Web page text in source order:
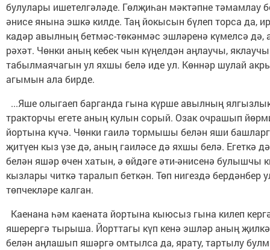
булулары ишетелгәләде. Гөлҗиһан мәктәпне тәмамлау
әнисе янына эшкә килде. Таң йокысын бүлеп торса да,
кадәр авылның бетмәс-төкәнмәс эшләренә күмелсә дә,
рәхәт. Чөнки аның кебек чын күңелдән аңлаучы,
табылмаячагын ул яхшы белә иде ул. Көннәр шулай
агымын ала бирде.
...Яше олыгаеп барганда гына күрше авылның
тракторчы егете аның кулын сорый. Озак очрашып
йортына күчә. Чөнки гаилә тормышы белән яши
җитүен кыз үзе дә, аның гаиләсе дә яхшы белә. Егеткә
белән яшәр өчен хатын, ә өйдәге әти-әнисенә булышчы
кызлары читкә таралып беткән. Төп нигездә бердәнбер
төпчекләре калган.
Каенана һәм каената йортына кыюсыз гына килеп
яшерергә тырыша. Йорттагы күп кенә эшләр аның
белән аңлашып яшәргә омтылса да, ярату, тартылу